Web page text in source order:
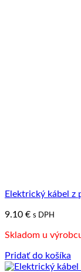
Elektrický kábel z
9.10 € s DPH
Skladom u
Pridať do košíka